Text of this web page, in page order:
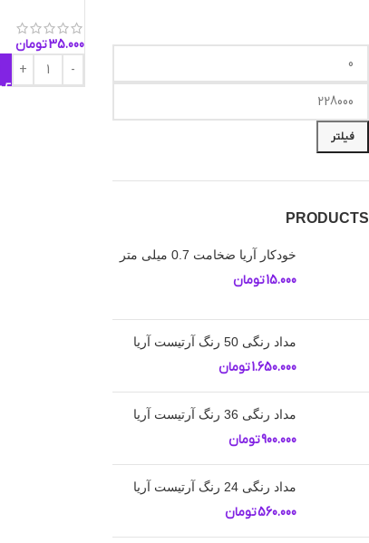
فیلتر
PRODUCTS
خودکار آریا ضخامت 0.7 میلی متر
15.000تومان
مداد رنگی 50 رنگ آرتیست آریا
1.650.000تومان
مداد رنگی 36 رنگ آرتیست آریا
900.000تومان
مداد رنگی 24 رنگ آرتیست آریا
560.000تومان
35.000تومان